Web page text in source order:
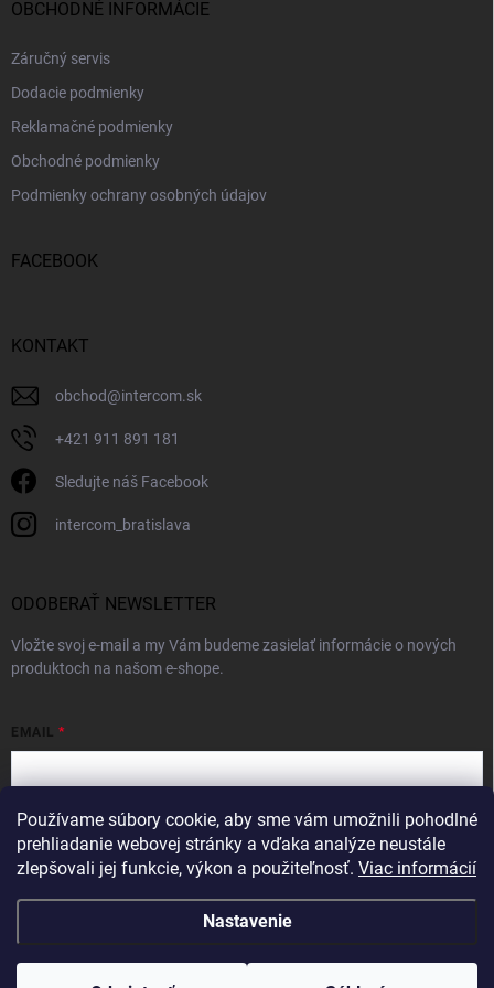
Používame súbory cookie, aby sme vám umožnili pohodlné
prehliadanie webovej stránky a vďaka analýze neustále
zlepšovali jej funkcie, výkon a použiteľnosť. Viac informácií
Nastavenie
OBCHODNÉ INFORMÁCIE
Záručný servis
Dodacie podmienky
Reklamačné podmienky
Obchodné podmienky
Podmienky ochrany osobných údajov
FACEBOOK
KONTAKT
obchod@intercom.sk
+421 911 891 181
Sledujte náš Facebook
intercom_bratislava
ODOBERAŤ NEWSLETTER
Vložte svoj e-mail a my Vám budeme zasielať informácie o nových
produktoch na našom e-shope.
EMAIL
Vložením e-mailu súhlasíte spodmienkami ochrany osobných údajov
Prihlásiť sa
Copyright 2026 . Všetky práva vyhradené.